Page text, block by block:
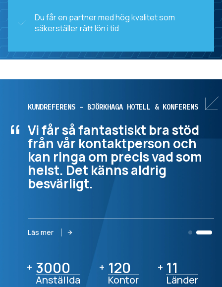
Du får en partner med hög kvalitet som
säkerställer rätt lön i tid
“
KUNDREFERENS – BJÖRKHAGA HOTELL & KONFERENS
Vi får så fantastiskt bra stöd
från vår kontaktperson och
kan ringa om precis vad som
helst. Det känns aldrig
besvärligt.
Läs mer
+ 3000
3000
Anställda
+ 120
120
Kontor
+ 11
11
Länder